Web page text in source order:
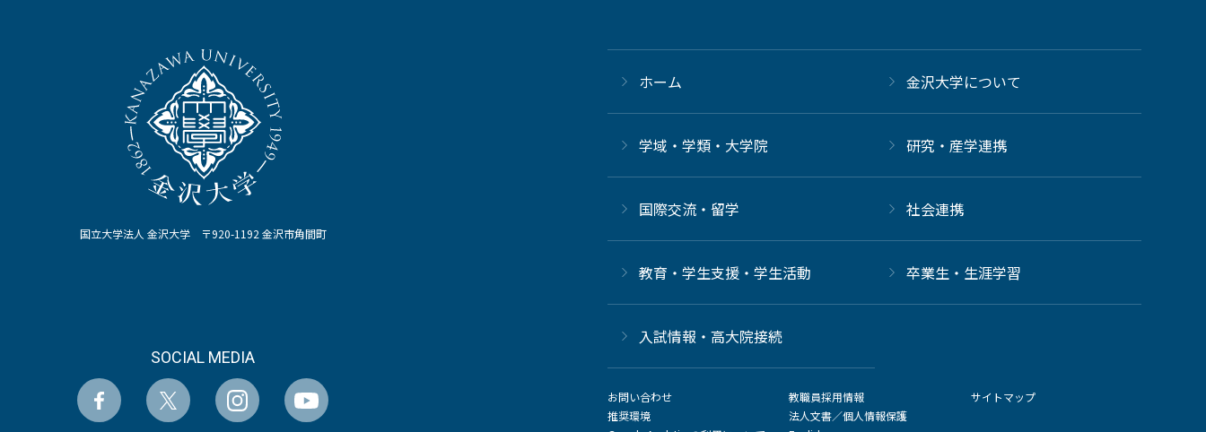
国立大学法人 金沢大学 〒920-1192 金沢市角間町
SOCIAL MEDIA
ホーム 金沢大学について
学域・学類・大学院 研究・産学連携
国際交流・留学 社会連携
教育・学生支援・学生活動 卒業生・生涯学習
⼊試情報・高大院接続
お問い合わせ
推奨環境
教職員採用情報
法人文書／個人情報保護
サイトマップ